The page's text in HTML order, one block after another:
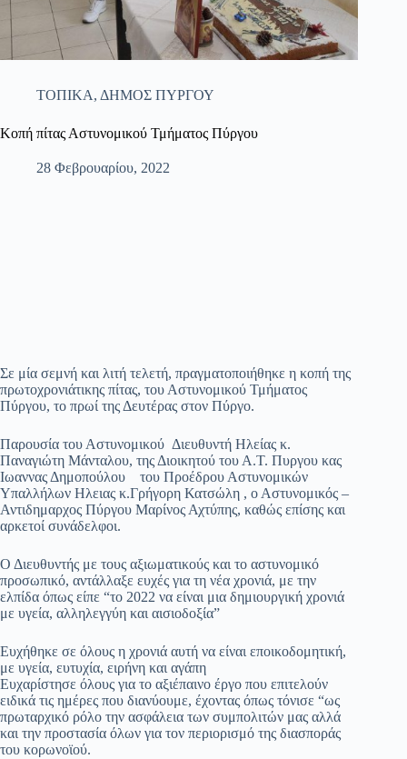
ΤΟΠΙΚΑ, ΔΗΜΟΣ ΠΥΡΓΟΥ
Κοπή πίτας Αστυνομικού Τμήματος Πύργου
28 Φεβρουαρίου, 2022
Σε μία σεμνή και λιτή τελετή, πραγματοποιήθηκε η κοπή της
πρωτοχρονιάτικης πίτας, του Αστυνομικού Τμήματος
Πύργου, το πρωί της Δευτέρας στον Πύργο.
Παρουσία του Αστυνομικού Διευθυντή Ηλείας κ.
Παναγιώτη Μάνταλου, της Διοικητού του Α.Τ. Πυργου κας
Ιωαννας Δημοπούλου του Προέδρου Αστυνομικών
Υπαλλήλων Ηλειας κ.Γρήγορη Κατσώλη , ο Αστυνομικός –
Αντιδημαρχος Πύργου Μαρίνος Αχτύπης, καθώς επίσης και
αρκετοί συνάδελφοι.
Ο Διευθυντής με τους αξιωματικούς και το αστυνομικό
προσωπικό, αντάλλαξε ευχές για τη νέα χρονιά, με την
ελπίδα όπως είπε “το 2022 να είναι μια δημιουργική χρονιά
με υγεία, αλληλεγγύη και αισιοδοξία”
Ευχήθηκε σε όλους η χρονιά αυτή να είναι εποικοδομητική,
με υγεία, ευτυχία, ειρήνη και αγάπη
Ευχαρίστησε όλους για το αξιέπαινο έργο που επιτελούν
ειδικά τις ημέρες που διανύουμε, έχοντας όπως τόνισε “ως
πρωταρχικό ρόλο την ασφάλεια των συμπολιτών μας αλλά
και την προστασία όλων για τον περιορισμό της διασποράς
του κορωνοϊού.